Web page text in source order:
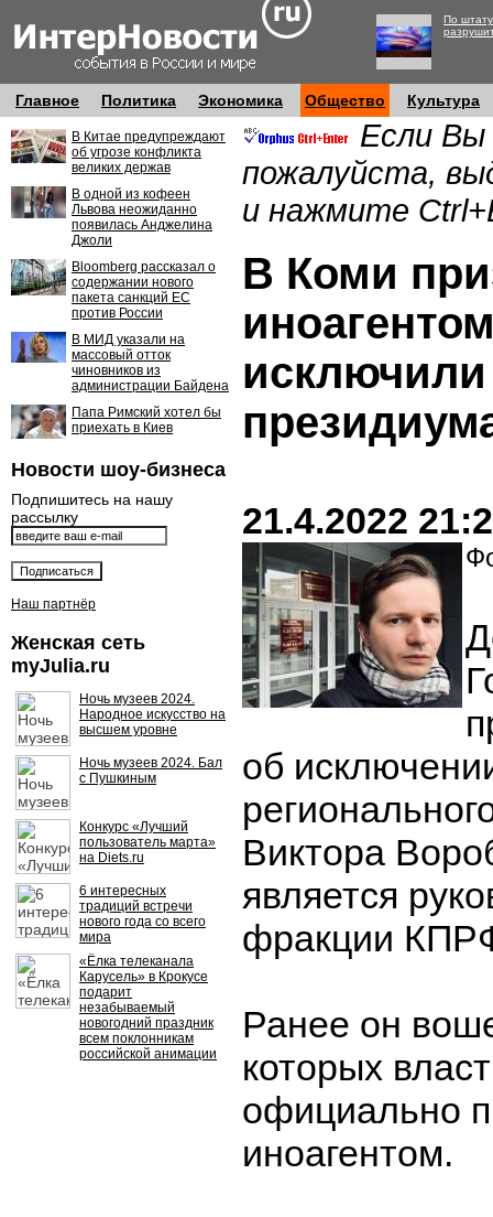
По
Главное Политика Экономика Общество Культура
В Китае предупреждают
об угрозе конфликта
великих держав
В одной из кофеен
Львова неожиданно
появилась Анджелина
Джоли
Bloomberg рассказал о
содержании нового
пакета санкций ЕС
против России
В МИД указали на
массовый отток
чиновников из
администрации Байдена
Папа Римский хотел бы
приехать в Киев
Новости шоу-бизнеса
Подпишитесь на нашу
рассылку
Наш партнёр
Женская сеть
myJulia.ru
Ночь музеев 2024.
Народное искусство на
высшем уровне
Ночь музеев 2024. Бал
с Пушкиным
Конкурс «Лучший
пользователь марта»
на Diets.ru
6 интересных
традиций встречи
нового года со всего
мира
«Ёлка телеканала
Карусель» в Крокусе
подарит
незабываемый
новогодний праздник
всем поклонникам
российской анимации
Если Вы
пожалуйста,
и нажмите
В Коми
исключили
21.4.2022
об
Виктора
является
фракции
Ранее он
которых
официально
иноагентом.